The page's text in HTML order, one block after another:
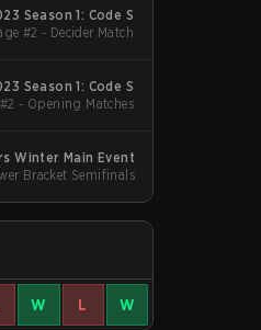
Season 1: Code S
#2 - Decider Match
Season 1: Code S
- Opening Matches
Winter Main Event
Bracket Semifinals
W L W